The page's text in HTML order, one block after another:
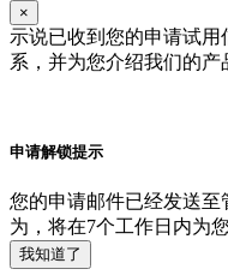
×
示说已收到您的申请试
系，并为您介绍我们的产
申请解锁提示
您的申请邮件已经发送
为，将在7个工作日内为
我知道了